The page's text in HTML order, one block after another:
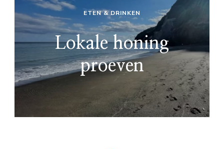
ETEN & DRINKEN
Lokale honing
proeven